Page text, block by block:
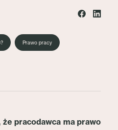
Prawo pracy
pracodawca ma prawo